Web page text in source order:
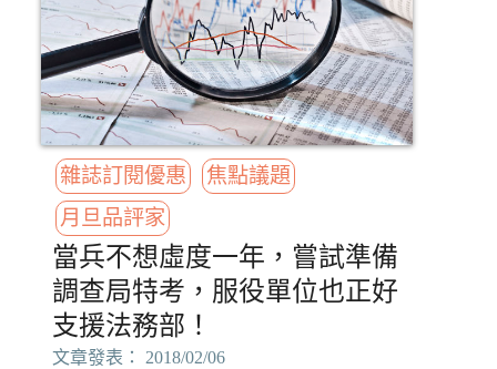
雜誌訂閱優惠
焦點議題
月旦品評家
當兵不想虛度一年，嘗試準備
調查局特考，服役單位也正好
支援法務部！
文章發表： 2018/02/06